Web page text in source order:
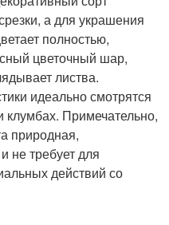
а для украшения
полностью,
цветочный шар,
листва.
идеально смотрятся
клумбах. Примечательно,
природная,
не требует для
действий со